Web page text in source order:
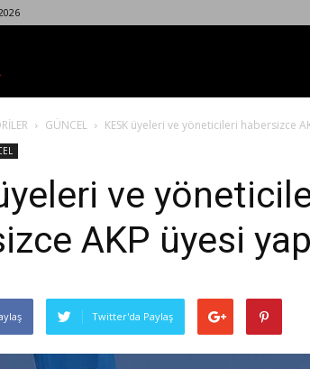
Dergisi GÜNCEL KESK üyeleri ve yöneticileri habersizce
ve
AKP üyesi
Twitter'da Paylaş